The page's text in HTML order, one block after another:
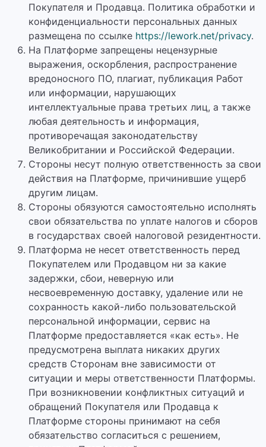
Покупателя и Продавца. Политика обработки и
конфиденциальности персональных данных
размещена по ссылке https://lework.net/privacy.
На Платформе запрещены нецензурные
выражения, оскорбления, распространение
вредоносного ПО, плагиат, публикация Работ
или информации, нарушающих
интеллектуальные права третьих лиц, а также
любая деятельность и информация,
противоречащая законодательству
Великобритании и Российской Федерации.
Стороны несут полную ответственность за свои
действия на Платформе, причинившие ущерб
другим лицам.
Стороны обязуются самостоятельно исполнять
свои обязательства по уплате налогов и сборов
в государствах своей налоговой резидентности.
Платформа не несет ответственность перед
Покупателем или Продавцом ни за какие
задержки, сбои, неверную или
несвоевременную доставку, удаление или не
сохранность какой-либо пользовательской
персональной информации, сервис на
Платформе предоставляется «как есть». Не
предусмотрена выплата никаких других
средств Сторонам вне зависимости от
ситуации и меры ответственности Платформы.
При возникновении конфликтных ситуаций и
обращений Покупателя или Продавца к
Платформе стороны принимают на себя
обязательство согласиться с решением,